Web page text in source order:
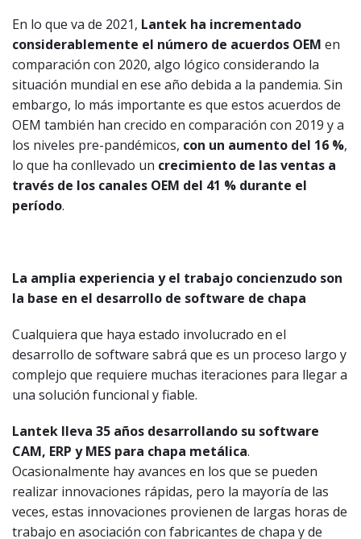
En lo que va de 2021, Lantek ha incrementado
considerablemente el número de acuerdos OEM en
comparación con 2020, algo lógico considerando la
situación mundial en ese año debida a la pandemia. Sin
embargo, lo más importante es que estos acuerdos de
OEM también han crecido en comparación con 2019 y a
los niveles pre-pandémicos, con un aumento del 16 %,
lo que ha conllevado un crecimiento de las ventas a
través de los canales OEM del 41 % durante el
período.
La amplia experiencia y el trabajo concienzudo son
la base en el desarrollo de software de chapa
Cualquiera que haya estado involucrado en el
desarrollo de software sabrá que es un proceso largo y
complejo que requiere muchas iteraciones para llegar a
una solución funcional y fiable.
Lantek lleva 35 años desarrollando su software
CAM, ERP y MES para chapa metálica.
Ocasionalmente hay avances en los que se pueden
realizar innovaciones rápidas, pero la mayoría de las
veces, estas innovaciones provienen de largas horas de
trabajo en asociación con fabricantes de chapa y de